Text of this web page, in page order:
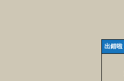
出錯啦